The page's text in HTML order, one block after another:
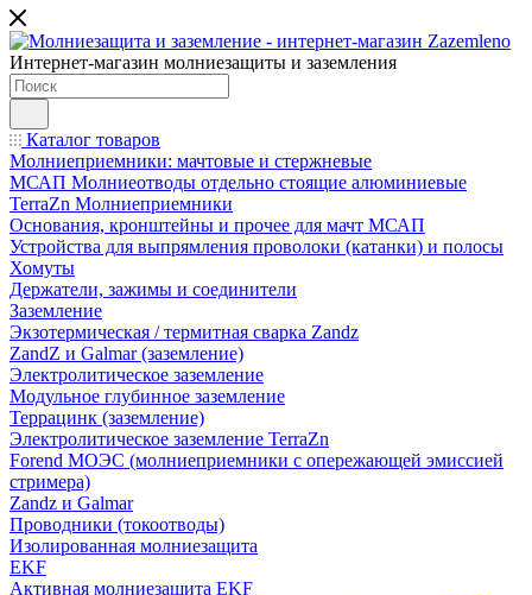
Интернет-магазин молниезащиты и заземления
Каталог товаров
Молниеприемники: мачтовые и стержневые
МСАП Молниеотводы отдельно стоящие алюминиевые
TerraZn Молниеприемники
Основания, кронштейны и прочее для мачт МСАП
Устройства для выпрямления проволоки (катанки) и полосы
Хомуты
Держатели, зажимы и соединители
Заземление
Экзотермическая / термитная сварка Zandz
ZandZ и Galmar (заземление)
Электролитическое заземление
Модульное глубинное заземление
Террацинк (заземление)
Электролитическое заземление TerraZn
Forend МОЭС (молниеприемники с опережающей эмиссией
стримера)
Zandz и Galmar
Проводники (токоотводы)
Изолированная молниезащита
EKF
Активная молниезащита EKF